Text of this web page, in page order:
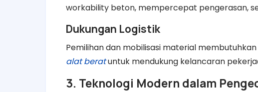
workability beton, mempercepat pengerasan,
Dukungan Logistik
Pemilihan dan mobilisasi material
alat beratuntuk mendukung kelancaran
3. Teknologi Modern dalam